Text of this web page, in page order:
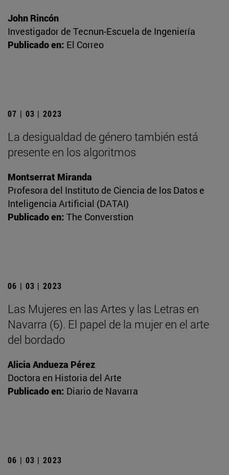
John Rincón
Investigador de Tecnun-Escuela de Ingeniería
Publicado en: El Correo
07 | 03 | 2023
La desigualdad de género también está
presente en los algoritmos
Montserrat Miranda
Profesora del Instituto de Ciencia de los Datos e
Inteligencia Artificial (DATAI)
Publicado en: The Converstion
06 | 03 | 2023
Las Mujeres en las Artes y las Letras en
Navarra (6). El papel de la mujer en el arte
del bordado
Alicia Andueza Pérez
Doctora en Historia del Arte
Publicado en: Diario de Navarra
06 | 03 | 2023